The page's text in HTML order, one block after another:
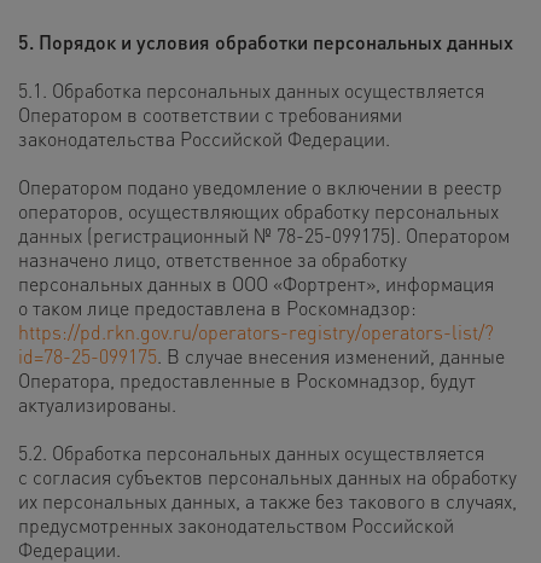
5. Порядок и условия обработки персональных данных
5.1. Обработка персональных данных осуществляется
Оператором в соответствии с требованиями
законодательства Российской Федерации.
Оператором подано уведомление о включении в реестр
операторов, осуществляющих обработку персональных
данных (регистрационный № 78-25-099175). Оператором
назначено лицо, ответственное за обработку
персональных данных в ООО «Фортрент», информация
о таком лице предоставлена в Роскомнадзор:
https://pd.rkn.gov.ru/operators-registry/operators-list/?
id=78-25-099175 . В случае внесения изменений, данные
Оператора, предоставленные в Роскомнадзор, будут
актуализированы.
5.2. Обработка персональных данных осуществляется
с согласия субъектов персональных данных на обработку
их персональных данных, а также без такового в случаях,
предусмотренных законодательством Российской
Федерации.